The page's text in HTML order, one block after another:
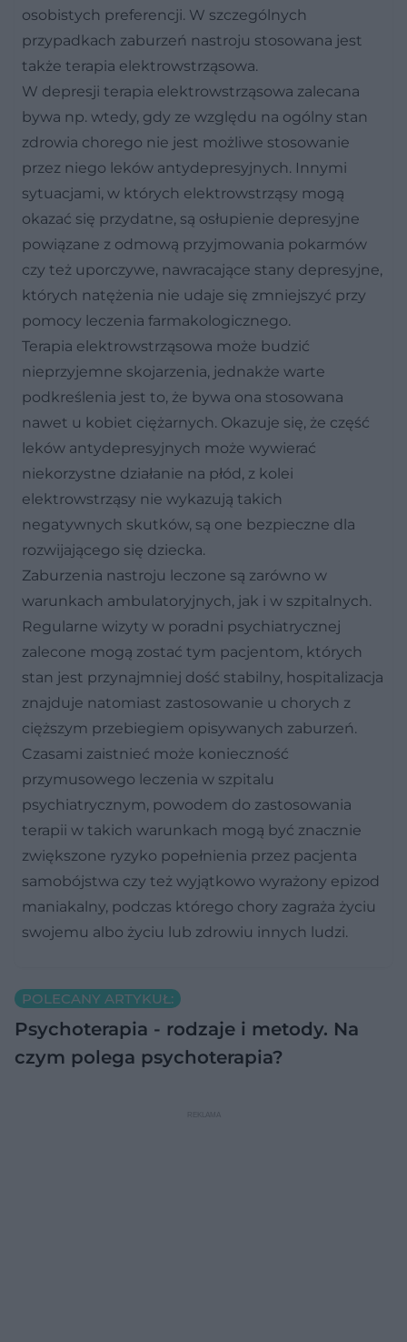
osobistych preferencji. W szczególnych
przypadkach zaburzeń nastroju stosowana jest
także terapia elektrowstrząsowa.
W depresji terapia elektrowstrząsowa zalecana
bywa np. wtedy, gdy ze względu na ogólny stan
zdrowia chorego nie jest możliwe stosowanie
przez niego leków antydepresyjnych. Innymi
sytuacjami, w których elektrowstrząsy mogą
okazać się przydatne, są osłupienie depresyjne
powiązane z odmową przyjmowania pokarmów
czy też uporczywe, nawracające stany depresyjne,
których natężenia nie udaje się zmniejszyć przy
pomocy leczenia farmakologicznego.
Terapia elektrowstrząsowa może budzić
nieprzyjemne skojarzenia, jednakże warte
podkreślenia jest to, że bywa ona stosowana
nawet u kobiet ciężarnych. Okazuje się, że część
leków antydepresyjnych może wywierać
niekorzystne działanie na płód, z kolei
elektrowstrząsy nie wykazują takich
negatywnych skutków, są one bezpieczne dla
rozwijającego się dziecka.
Zaburzenia nastroju leczone są zarówno w
warunkach ambulatoryjnych, jak i w szpitalnych.
Regularne wizyty w poradni psychiatrycznej
zalecone mogą zostać tym pacjentom, których
stan jest przynajmniej dość stabilny, hospitalizacja
znajduje natomiast zastosowanie u chorych z
cięższym przebiegiem opisywanych zaburzeń.
Czasami zaistnieć może konieczność
przymusowego leczenia w szpitalu
psychiatrycznym, powodem do zastosowania
terapii w takich warunkach mogą być znacznie
zwiększone ryzyko popełnienia przez pacjenta
samobójstwa czy też wyjątkowo wyrażony epizod
maniakalny, podczas którego chory zagraża życiu
swojemu albo życiu lub zdrowiu innych ludzi.
POLECANY ARTYKUŁ:
Psychoterapia - rodzaje i metody. Na
czym polega psychoterapia?